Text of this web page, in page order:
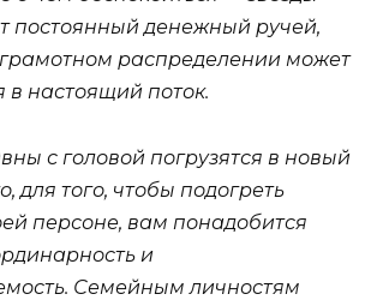
постоянный денежный ручей,
распределении может
в настоящий поток.
с головой погрузятся в новый
для того, чтобы подогреть
персоне, вам понадобится
и
Семейным личностям